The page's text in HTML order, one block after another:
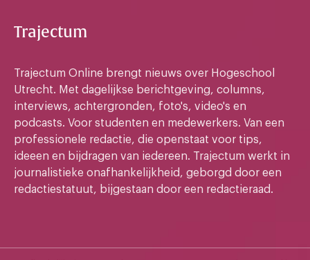
Trajectum
Trajectum Online brengt nieuws over Hogeschool
Utrecht. Met dagelijkse berichtgeving, columns,
interviews, achtergronden, foto's, video's en
podcasts. Voor studenten en medewerkers. Van een
professionele redactie, die openstaat voor tips,
ideeen en bijdragen van iedereen. Trajectum werkt in
journalistieke onafhankelijkheid, geborgd door een
redactiestatuut, bijgestaan door een redactieraad.